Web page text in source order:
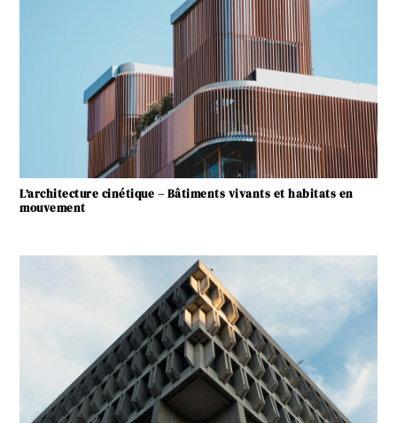
L’architecture cinétique – Bâtiments vivants et habitats en
mouvement